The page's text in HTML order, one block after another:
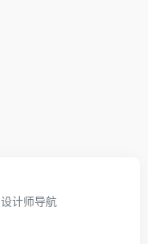
设计师导航